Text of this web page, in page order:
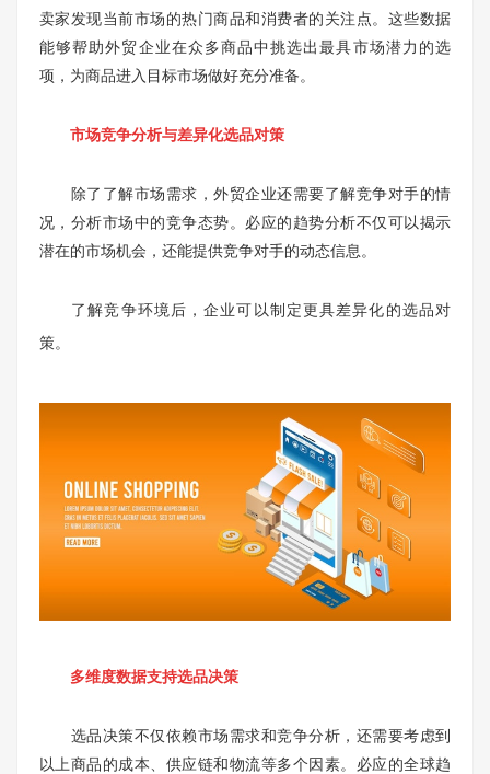
卖家发现当前市场的热门商品和消费者的关注点。这些数据
能够帮助外贸企业在众多商品中挑选出最具市场潜力的选
项，为商品进入目标市场做好充分准备。
市场竞争分析与差异化选品对策
除了了解市场需求，外贸企业还需要了解竞争对手的情
况，分析市场中的竞争态势。必应的趋势分析不仅可以揭示
潜在的市场机会，还能提供竞争对手的动态信息。
了解竞争环境后，企业可以制定更具差异化的选品对
策。
多维度数据支持选品决策
选品决策不仅依赖市场需求和竞争分析，还需要考虑到
以上商品的成本、供应链和物流等多个因素。必应的全球趋